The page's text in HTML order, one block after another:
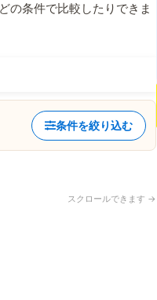
の条件で比較したりできま
条件を絞り込む
スクロールできます →